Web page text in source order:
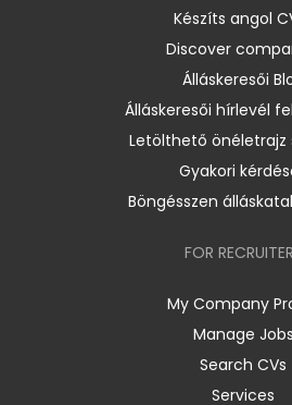
Készíts angol
Discover
Álláskeresői
Álláskeresői hírlevél
Letölthető önéletrajz
Gyakori
Böngésszen
FOR
My Company
Manage Jobs
Search CVs
Services